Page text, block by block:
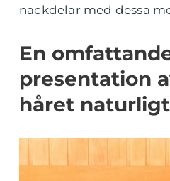
nackdelar med dessa
En
presentation
håret